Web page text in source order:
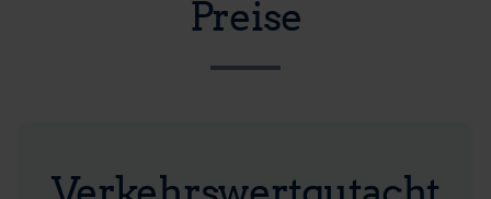
Preise